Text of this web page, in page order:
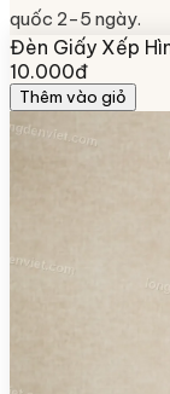
quốc 2-5 ngày.
Đèn Giấy Xếp
10.000đ
Thêm vào giỏ